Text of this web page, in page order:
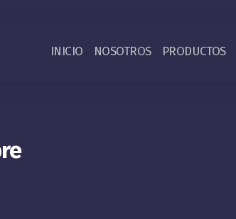
INICIO NOSOTROS PRODUCTOS